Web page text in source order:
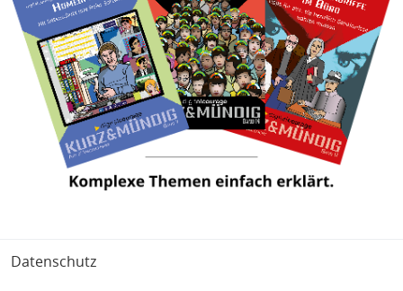
Fußbereich
Datenschutz